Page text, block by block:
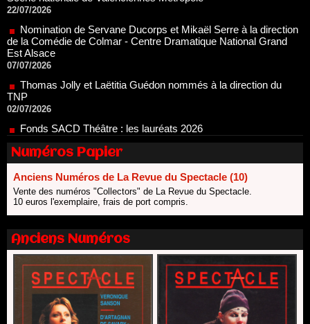
Nomination de Servane Ducorps et Mikaël Serre à la direction
de la Comédie de Colmar - Centre Dramatique National Grand
Est Alsace
07/07/2026
Thomas Jolly et Laëtitia Guédon nommés à la direction du
TNP
02/07/2026
Fonds SACD Théâtre : les lauréats 2026
23/06/2026
Dispositif ARTCENA Écrire pour le cirque, les lauréats 2026 !
20/06/2026
Le palmarès des prix SACD 2026
18/06/2026
Les 10 lauréats du Fonds Grandes Formes Théâtre 2026
Nomination de Nathalie Garraud et Olivier Saccomano à la
direction du Théâtre de Gennevilliers - CDN
13/06/2026
Dispositif SACD Auteurs d'espaces : les lauréats 2026
18/03/2026
Numéros Papier
Anciens Numéros de La Revue du Spectacle (10)
Vente des numéros "Collectors" de La Revue du Spectacle.
10 euros l'exemplaire, frais de port compris.
Anciens Numéros